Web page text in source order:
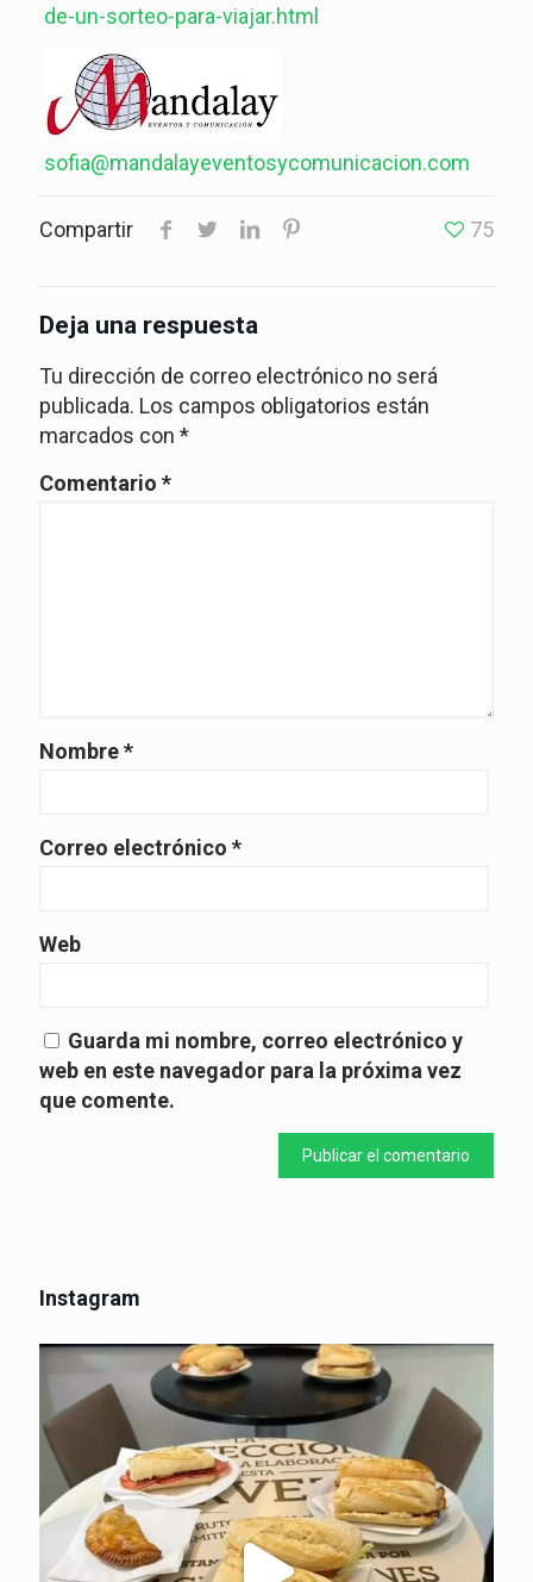
de-un-sorteo-para-viajar.html
sofia@mandalayeventosycomunicacion.com
Compartir 75
Deja una respuesta
Tu dirección de correo electrónico no será
publicada. Los campos obligatorios están
marcados con *
Comentario *
Nombre*
Correo electrónico *
Web
Guarda mi nombre, correo electrónico y
web en este navegador para la próxima vez
que comente.
Instagram